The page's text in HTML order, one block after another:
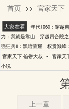
馅饼大叔
首页 >> 官家天下
大家在看 年代1960：穿越
力：我就是靠山
穿越四合院
强狂兵Ⅱ：黑暗荣耀
权贵巅峰
官家天下 馅饼大叔 - 官家天
小说
上一章